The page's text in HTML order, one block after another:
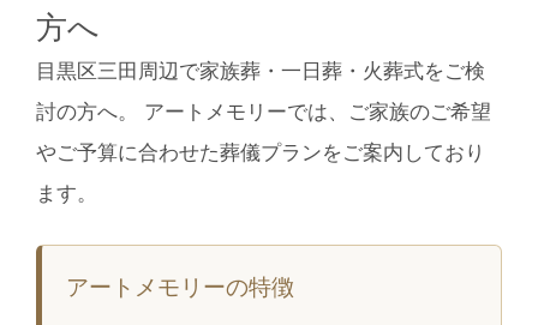
方へ
目黒区三田周辺で家族葬・一日葬・火葬式をご検
討の方へ。 アートメモリーでは、ご家族のご希望
やご予算に合わせた葬儀プランをご案内しており
ます。
アートメモリーの特徴